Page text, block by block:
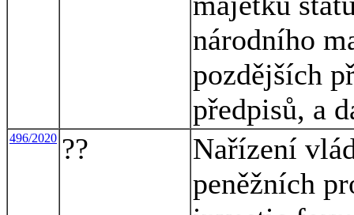
národního
pozdějších
předpisů, a
496/2020 ??
Nařízení
peněžních